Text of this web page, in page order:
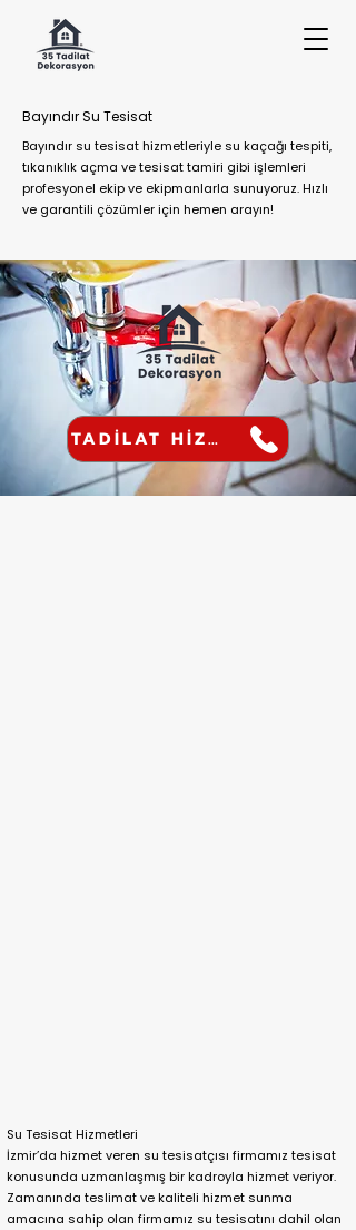
Bayındır Su Tesisat
Bayındır su tesisat hizmetleriyle su kaçağı tespiti,
tıkanıklık açma ve tesisat tamiri gibi işlemleri
profesyonel ekip ve ekipmanlarla sunuyoruz. Hızlı
ve garantili çözümler için hemen arayın!
TADİLAT HİZMETİ AL!
Su Tesisat Hizmetleri
İzmir’da hizmet veren su tesisatçısı firmamız tesisat
konusunda uzmanlaşmış bir kadroyla hizmet veriyor.
Zamanında teslimat ve kaliteli hizmet sunma
amacına sahip olan firmamız su tesisatını dahil olan